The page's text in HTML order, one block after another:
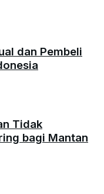
dan Pembeli
Tidak
bagi Mantan